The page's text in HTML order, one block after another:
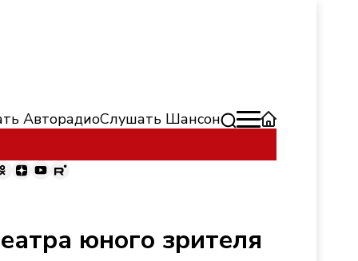
АвторадиоСлушать Шансон
юного зрителя